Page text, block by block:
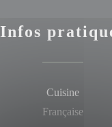
Infos
Cuisine
Française